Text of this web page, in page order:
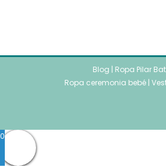
Blog | Ropa Pilar
Ropa ceremonia bebé |
0